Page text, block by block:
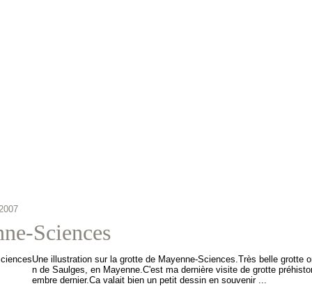
Sciences
Une illustration sur la grotte de Mayenne-Sciences.Très belle grotte
n de Saulges, en Mayenne.C'est ma dernière visite de grotte
embre dernier.Ca valait bien un petit dessin en souvenir ...